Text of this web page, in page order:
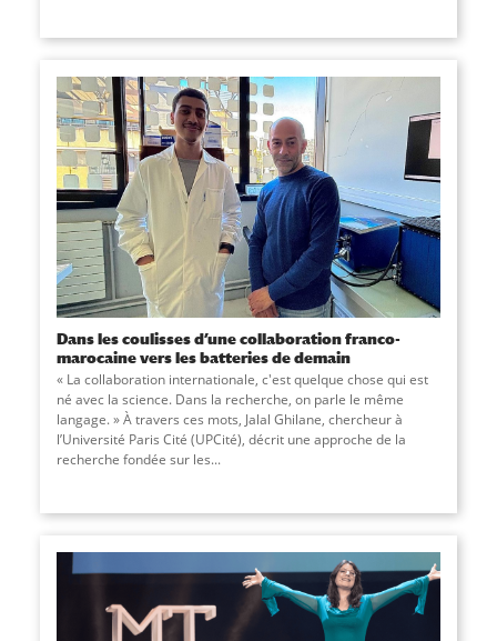
Dans les coulisses d’une collaboration franco-
marocaine vers les batteries de demain
« La collaboration internationale, c'est quelque chose qui est
né avec la science. Dans la recherche, on parle le même
langage. » À travers ces mots, Jalal Ghilane, chercheur à
l’Université Paris Cité (UPCité), décrit une approche de la
recherche fondée sur les...